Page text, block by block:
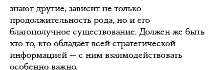
знают другие, зависит не только
продолжительность рода, но и его
благополучное существование. Должен же быть
кто-то, кто обладает всей стратегической
информацией — с ним взаимодействовать
особенно важно.